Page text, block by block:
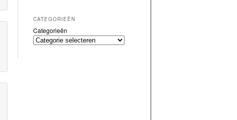
CATEGORIEËN
Categorieën